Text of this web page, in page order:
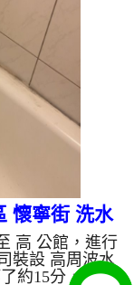
水量恢復，散
化，會產生鐵
色，地下水含
出來的水會跟
為裡面有銅的
懷寧街 洗水
高 公館，進行
裝設 高周波水
約15分，開啟